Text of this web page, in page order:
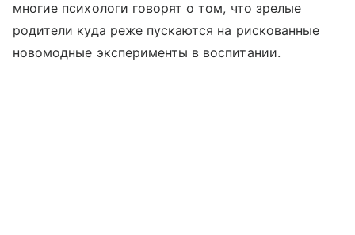
многие психологи говорят о том, что зрелые
родители куда реже пускаются на рискованные
новомодные эксперименты в воспитании.